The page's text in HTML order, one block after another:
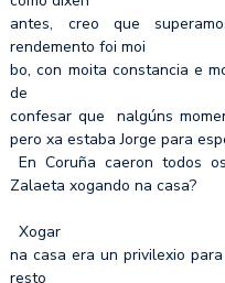
antes, creo que
rendemento foi moi
bo, con moita constancia e
de
confesar que nalgúns
pero xa estaba Jorge para
En Coruña caeron todos
Zalaeta xogando na casa?
Xogar
na casa era un privilexio
resto